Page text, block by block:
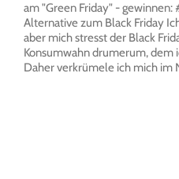
am "Green Friday" - gewinnen:
Alternative zum Black Friday
aber mich stresst der Black
Konsumwahn drumerum, dem
Daher verkrümele ich mich im